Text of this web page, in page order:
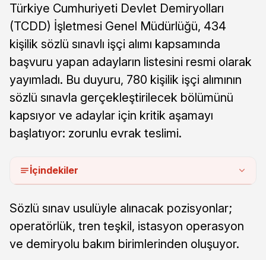
Türkiye Cumhuriyeti Devlet Demiryolları
(TCDD) İşletmesi Genel Müdürlüğü, 434
kişilik sözlü sınavlı işçi alımı kapsamında
başvuru yapan adayların listesini resmi olarak
yayımladı. Bu duyuru, 780 kişilik işçi alımının
sözlü sınavla gerçekleştirilecek bölümünü
kapsıyor ve adaylar için kritik aşamayı
başlatıyor: zorunlu evrak teslimi.
İçindekiler
Sözlü sınav usulüyle alınacak pozisyonlar;
operatörlük, tren teşkil, istasyon operasyon
ve demiryolu bakım birimlerinden oluşuyor.